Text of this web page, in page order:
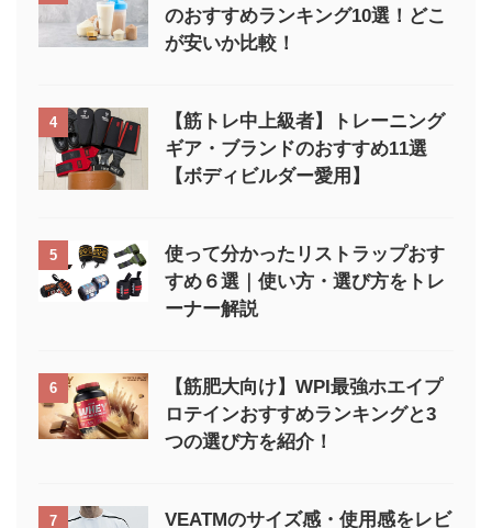
のおすすめランキング10選！どこ
が安いか比較！
4
【筋トレ中上級者】トレーニング
ギア・ブランドのおすすめ11選
【ボディビルダー愛用】
5
使って分かったリストラップおす
すめ６選｜使い方・選び方をトレ
ーナー解説
6
【筋肥大向け】WPI最強ホエイプ
ロテインおすすめランキングと3
つの選び方を紹介！
7 VEATMのサイズ感・使用感をレビ